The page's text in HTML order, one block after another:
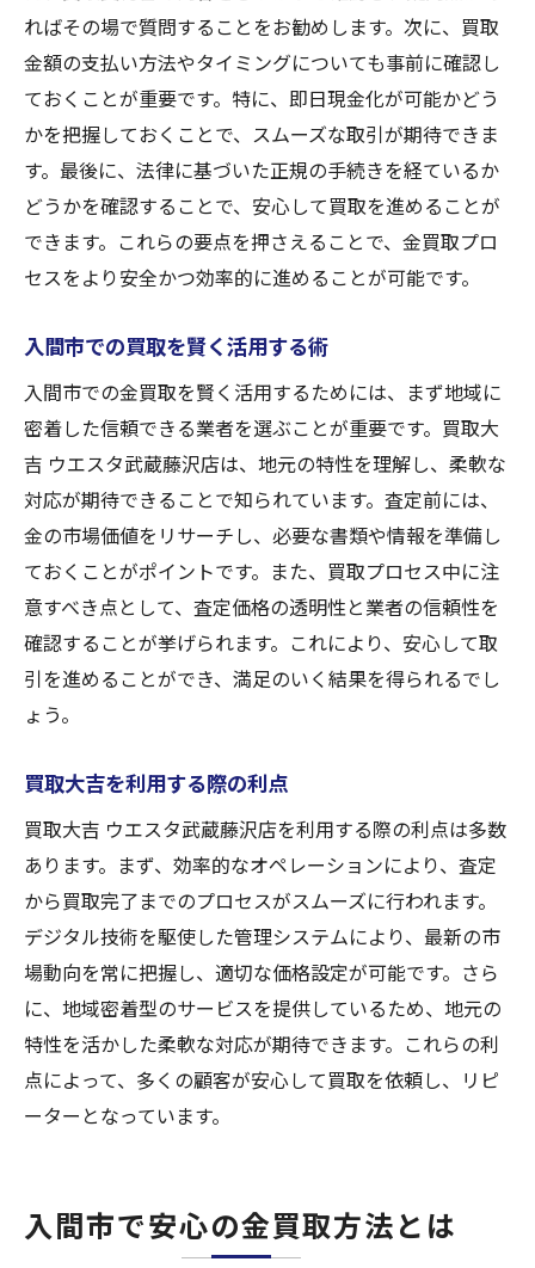
買取のメリットを最大化する方法
入間市での買取活用術を極める
買取を通じた資産活用のコツ
最大限に活用するための戦略
入間市での金買取を徹底活用
活用術が買取を大きく変える
ればその場で質問することをお勧めします。次に、買取
金額の支払い方法やタイミングについても事前に確認し
ておくことが重要です。特に、即日現金化が可能かどう
かを把握しておくことで、スムーズな取引が期待できま
す。最後に、法律に基づいた正規の手続きを経ているか
どうかを確認することで、安心して買取を進めることが
できます。これらの要点を押さえることで、金買取プロ
セスをより安全かつ効率的に進めることが可能です。
入間市での買取を賢く活用する術
入間市での金買取を賢く活用するためには、まず地域に
密着した信頼できる業者を選ぶことが重要です。買取大
吉 ウエスタ武蔵藤沢店は、地元の特性を理解し、柔軟な
対応が期待できることで知られています。査定前には、
金の市場価値をリサーチし、必要な書類や情報を準備し
ておくことがポイントです。また、買取プロセス中に注
意すべき点として、査定価格の透明性と業者の信頼性を
確認することが挙げられます。これにより、安心して取
引を進めることができ、満足のいく結果を得られるでし
ょう。
買取大吉を利用する際の利点
買取大吉 ウエスタ武蔵藤沢店を利用する際の利点は多数
あります。まず、効率的なオペレーションにより、査定
から買取完了までのプロセスがスムーズに行われます。
デジタル技術を駆使した管理システムにより、最新の市
場動向を常に把握し、適切な価格設定が可能です。さら
に、地域密着型のサービスを提供しているため、地元の
特性を活かした柔軟な対応が期待できます。これらの利
点によって、多くの顧客が安心して買取を依頼し、リピ
ーターとなっています。
入間市で安心の金買取方法とは